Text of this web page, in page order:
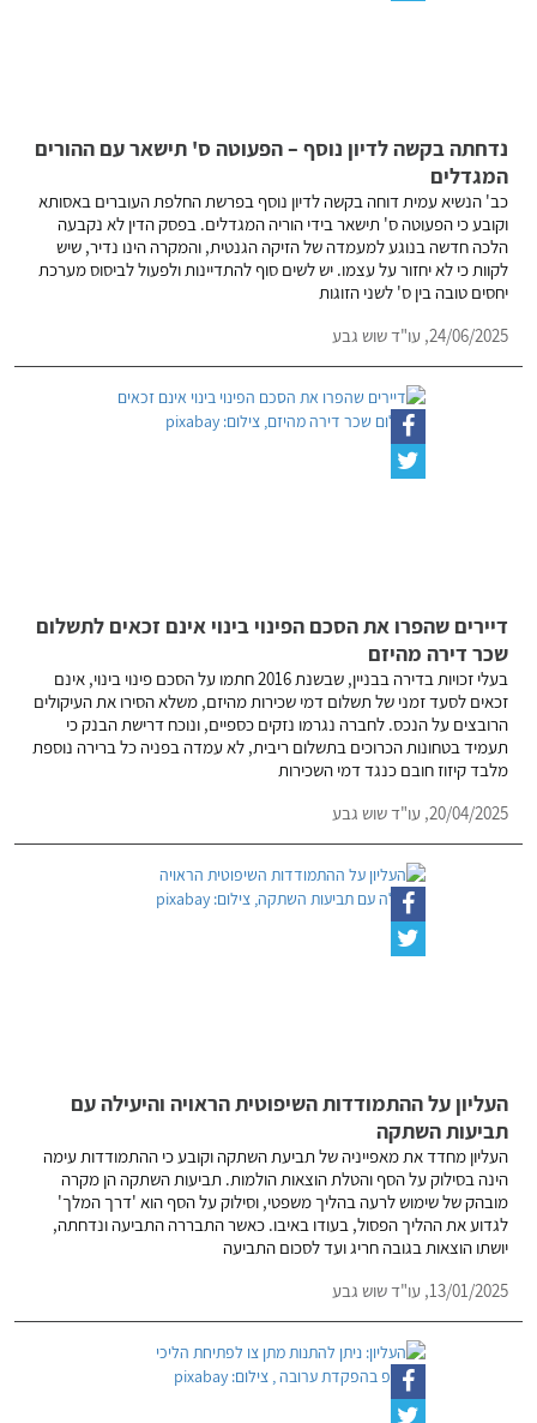
נדחתה בקשה לדיון נוסף – הפעוטה ס' תישאר עם ההורים
המגדלים
כב' הנשיא עמית דוחה בקשה לדיון נוסף בפרשת החלפת העוברים באסותא
וקובע כי הפעוטה ס' תישאר בידי הוריה המגדלים. בפסק הדין לא נקבעה
הלכה חדשה בנוגע למעמדה של הזיקה הגנטית, והמקרה הינו נדיר, שיש
לקוות כי לא יחזור על עצמו. יש לשים סוף להתדיינות ולפעול לביסוס מערכת
יחסים טובה בין ס' לשני הזוגות
24/06/2025, עו"ד שוש גבע
דיירים שהפרו את הסכם הפינוי בינוי אינם זכאים לתשלום
שכר דירה מהיזם
בעלי זכויות בדירה בבניין, שבשנת 2016 חתמו על הסכם פינוי בינוי, אינם
זכאים לסעד זמני של תשלום דמי שכירות מהיזם, משלא הסירו את העיקולים
הרובצים על הנכס. לחברה נגרמו נזקים כספיים, ונוכח דרישת הבנק כי
תעמיד בטחונות הכרוכים בתשלום ריבית, לא עמדה בפניה כל ברירה נוספת
מלבד קיזוז חובם כנגד דמי השכירות
20/04/2025, עו"ד שוש גבע
העליון על ההתמודדות השיפוטית הראויה והיעילה עם
תביעות השתקה
העליון מחדד את מאפייניה של תביעת השתקה וקובע כי ההתמודדות עימה
הינה בסילוק על הסף והטלת הוצאות הולמות. תביעות השתקה הן מקרה
מובהק של שימוש לרעה בהליך משפטי, וסילוק על הסף הוא 'דרך המלך'
לגדוע את ההליך הפסול, בעודו באיבו. כאשר התבררה התביעה ונדחתה,
יושתו הוצאות בגובה חריג ועד לסכום התביעה
13/01/2025, עו"ד שוש גבע